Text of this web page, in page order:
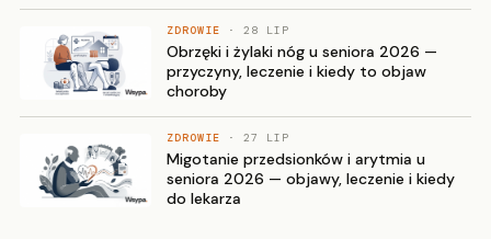
ZDROWIE · 28 LIP
Obrzęki i żylaki nóg u seniora 2026 —
przyczyny, leczenie i kiedy to objaw
choroby
ZDROWIE · 27 LIP
Migotanie przedsionków i arytmia u
seniora 2026 — objawy, leczenie i kiedy
do lekarza